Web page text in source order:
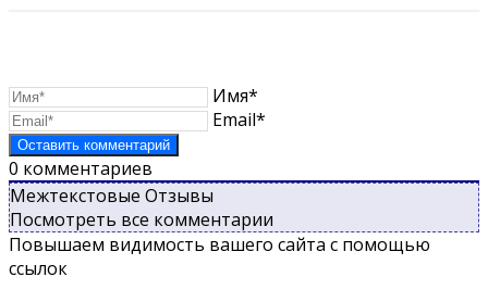
Имя*
Email*
0 комментариев
Межтекстовые Отзывы
Посмотреть все комментарии
Повышаем видимость вашего сайта с помощью
ссылок